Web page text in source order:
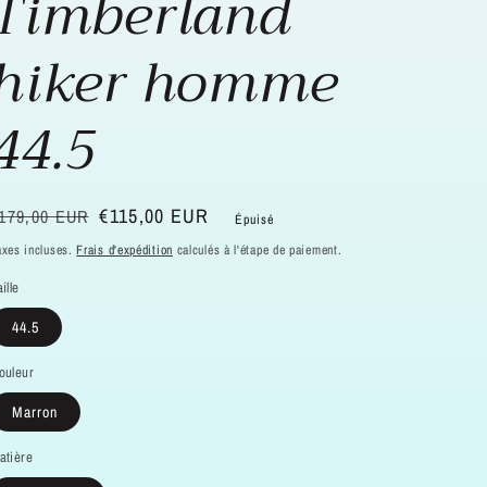
homme
EUR €115,00 EUR
Épuisé
incluses.Frais d'expédition calculés à l'étape de paiement.
44.5
Marron